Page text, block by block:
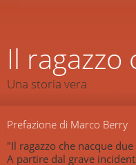
Il
Una storia vera
Prefazione di Marco Berry
"Il ragazzo che nacque
A partire dal grave